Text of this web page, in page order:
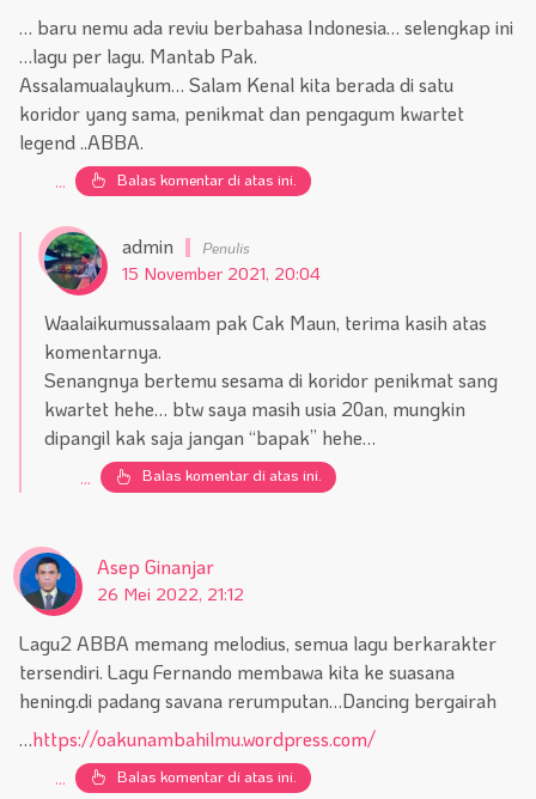
… baru nemu ada reviu berbahasa Indonesia… selengkap ini
…lagu per lagu. Mantab Pak.
Assalamualaykum… Salam Kenal kita berada di satu
koridor yang sama, penikmat dan pengagum kwartet
legend ..ABBA.
... Balas komentar di atas ini.
admin
15 November 2021, 20:04
Waalaikumussalaam pak Cak Maun, terima kasih atas
komentarnya.
Senangnya bertemu sesama di koridor penikmat sang
kwartet hehe… btw saya masih usia 20an, mungkin
dipangil kak saja jangan “bapak” hehe…
... Balas komentar di atas ini.
Asep Ginanjar
26 Mei 2022, 21:12
Lagu2 ABBA memang melodius, semua lagu berkarakter
tersendiri. Lagu Fernando membawa kita ke suasana
hening.di padang savana rerumputan…Dancing bergairah
…https://oakunambahilmu.wordpress.com/
... Balas komentar di atas ini.